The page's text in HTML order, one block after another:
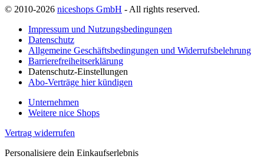
© 2010-2026 niceshops GmbH - All rights reserved.
Impressum und Nutzungsbedingungen
Datenschutz
Allgemeine Geschäftsbedingungen und Widerrufsbelehrung
Barrierefreiheitserklärung
Datenschutz-Einstellungen
Abo-Verträge hier kündigen
Unternehmen
Weitere nice Shops
Vertrag widerrufen
Personalisiere dein Einkaufserlebnis